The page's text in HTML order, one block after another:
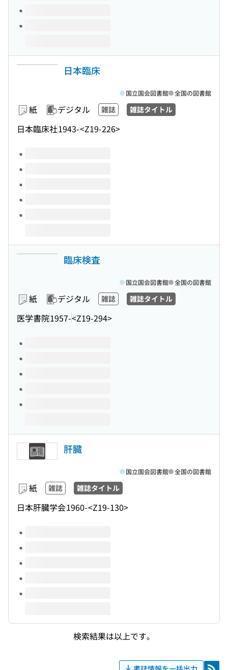
日本臨床
紙 デジタル 雑誌 雑誌タイトル
日本臨床社1943-<Z19-226>
国立国会図書館 全国の図書館
このタイトルの巻号
臨床検査
紙 デジタル 雑誌 雑誌タイトル
医学書院1957-<Z19-294>
国立国会図書館 全国の図書館
このタイトルの巻号
肝臓
紙 雑誌 雑誌タイトル
日本肝臓学会1960-<Z19-130>
国立国会図書館 全国の図書館
このタイトルの巻号
検索結果は以上です。